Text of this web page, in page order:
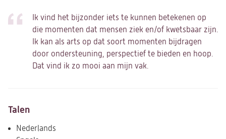
Ik vind het bijzonder iets te kunnen betekenen op
die momenten dat mensen ziek en/of kwetsbaar zijn.
Ik kan als arts op dat soort momenten bijdragen
door ondersteuning, perspectief te bieden en hoop.
Dat vind ik zo mooi aan mijn vak.
Talen
Nederlands